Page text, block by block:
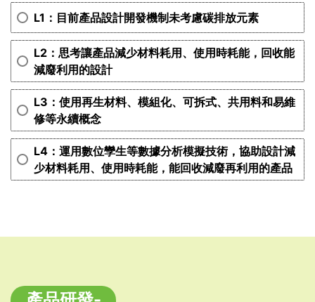
L1：目前產品設計開發機制未考慮碳排放元素
L2：思考讓產品減少材料耗用、使用時耗能，回收能
減廢利用的設計
L3：使用再生材料、模組化、可拆式、共用料和易維
修等永續概念
L4：運用數位孿生等數據分析模擬技術，協助設計減
少材料耗用、使用時耗能，能回收減廢再利用的產品